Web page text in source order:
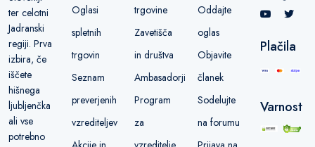
ter celotni
Jadranski
regiji. Prva
izbira, če
iščete
hišnega
ljubljenčka
ali vse
potrebno
Oglasi
spletnih
trgovin
Seznam
preverjenih
vzrediteljev
trgovine
Zavetišča
in društva
Ambasadorji
Program
za
Oddajte
oglas
Objavite
članek
Sodelujte
na forumu
Plačila
Varnost